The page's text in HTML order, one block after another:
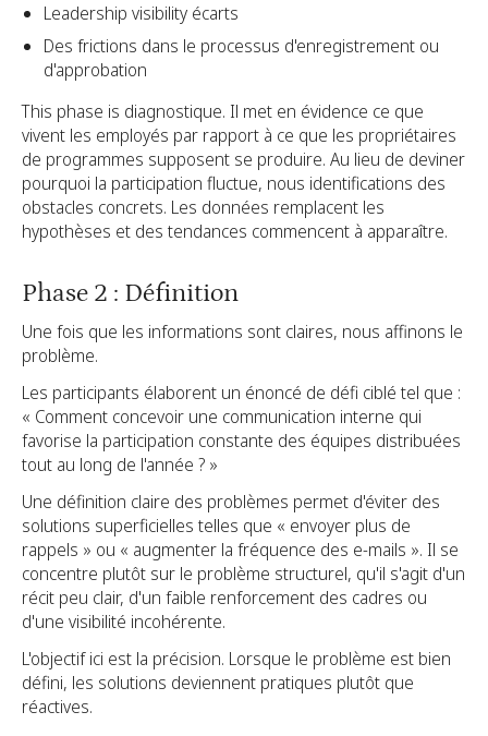
Leadership visibility écarts
Des frictions dans le processus d'enregistrement ou
d'approbation
This phase is diagnostique. Il met en évidence ce que
vivent les employés par rapport à ce que les propriétaires
de programmes supposent se produire. Au lieu de deviner
pourquoi la participation fluctue, nous identifications des
obstacles concrets. Les données remplacent les
hypothèses et des tendances commencent à apparaître.
Phase 2 : Définition
Une fois que les informations sont claires, nous affinons le
problème.
Les participants élaborent un énoncé de défi ciblé tel que :
« Comment concevoir une communication interne qui
favorise la participation constante des équipes distribuées
tout au long de l'année ? »
Une définition claire des problèmes permet d'éviter des
solutions superficielles telles que « envoyer plus de
rappels » ou « augmenter la fréquence des e-mails ». Il se
concentre plutôt sur le problème structurel, qu'il s'agit d'un
récit peu clair, d'un faible renforcement des cadres ou
d'une visibilité incohérente.
L'objectif ici est la précision. Lorsque le problème est bien
défini, les solutions deviennent pratiques plutôt que
réactives.